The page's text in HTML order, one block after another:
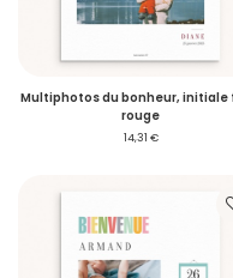
Multiphotos du bonheur, initiale
rouge
14,31 €